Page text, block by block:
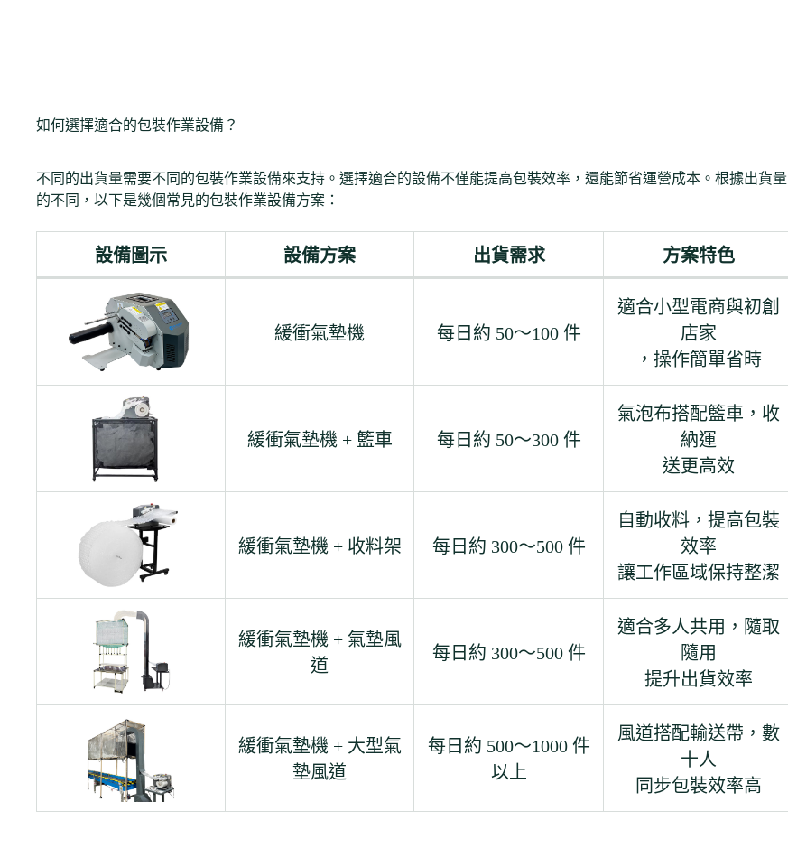
如何選擇適合的包裝作業設備？
不同的出貨量需要不同的包裝作業設備來支持。選擇適合的設備不僅能提高包裝效率，還能節省運營成本。根據出貨量
的不同，以下是幾個常見的包裝作業設備方案：
設備圖示 設備方案 出貨需求 方案特色
緩衝氣墊機 每日約 50～100 件
適合小型電商與初創
店家
，操作簡單省時
緩衝氣墊機 + 籃車 每日約 50～300 件
氣泡布搭配籃車，收
納運
送更高效
緩衝氣墊機 + 收料架 每日約 300～500 件
自動收料，提高包裝
效率
讓工作區域保持整潔
緩衝氣墊機 + 氣墊風
道
每日約 300～500 件
適合多人共用，隨取
隨用
提升出貨效率
緩衝氣墊機 + 大型氣
墊風道
每日約 500～1000 件
以上
風道搭配輸送帶，數
十人
同步包裝效率高